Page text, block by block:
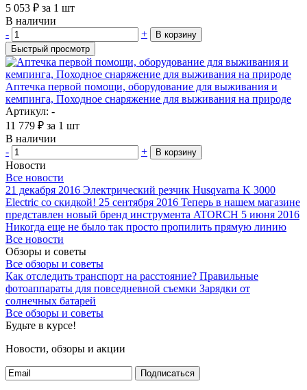
5 053 ₽ за 1 шт
В наличии
-
+
В корзину
Быстрый просмотр
Аптечка первой помощи, оборудование для выживания и
кемпинга, Походное снаряжение для выживания на природе
Артикул: -
11 779 ₽ за 1 шт
В наличии
-
+ В корзину
Новости
Все новости
21 декабря 2016 Электрический резчик Husqvarna K 3000
Electric со скидкой! 25 сентября 2016 Теперь в нашем магазине
представлен новый бренд инструмента ATORCH 5 июня 2016
Никогда еще не было так просто пропилить прямую линию
Все новости
Обзоры и советы
Все обзоры и советы
Как отследить транспорт на расстояние? Правильные
фотоаппараты для повседневной съемки Зарядки от
солнечных батарей
Все обзоры и советы
Будьте в курсе!
Новости, обзоры и акции
Подписаться